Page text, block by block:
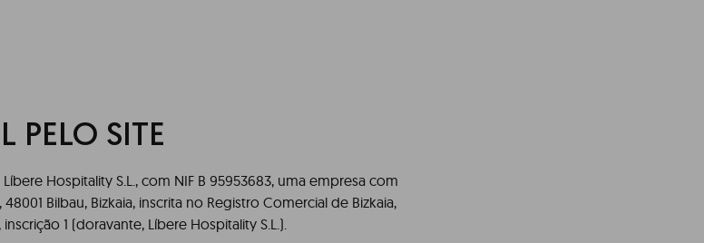
PELO SITE
Hospitality S.L., com NIF B 95953683, uma empresa com
Bilbau, Bizkaia, inscrita no Registro Comercial de Bizkaia,
1 (doravante, Líbere Hospitality S.L.).